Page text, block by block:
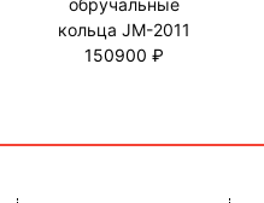
кольца JM-2011
150900 ₽